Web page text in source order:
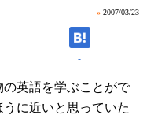
» 2007/03/23
-
の英語を学ぶことがで
に近いと思っていた